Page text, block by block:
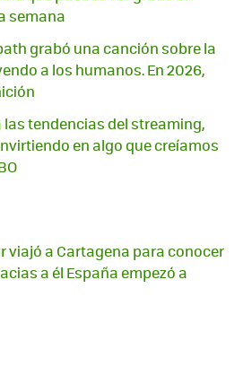
semana
grabó una canción sobre la
a los humanos. En 2026,
las tendencias del streaming,
en algo que creíamos
viajó a Cartagena para conocer
a él España empezó a